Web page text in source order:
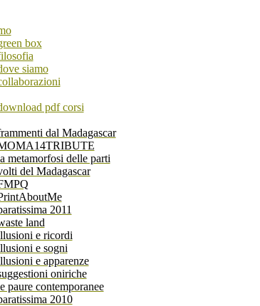
box
siamo
pdf corsi
dal Madagascar
metamorfosi delle parti
del Madagascar
2011
land
e ricordi
e sogni
e apparenze
oniriche
paure contemporanee
2010